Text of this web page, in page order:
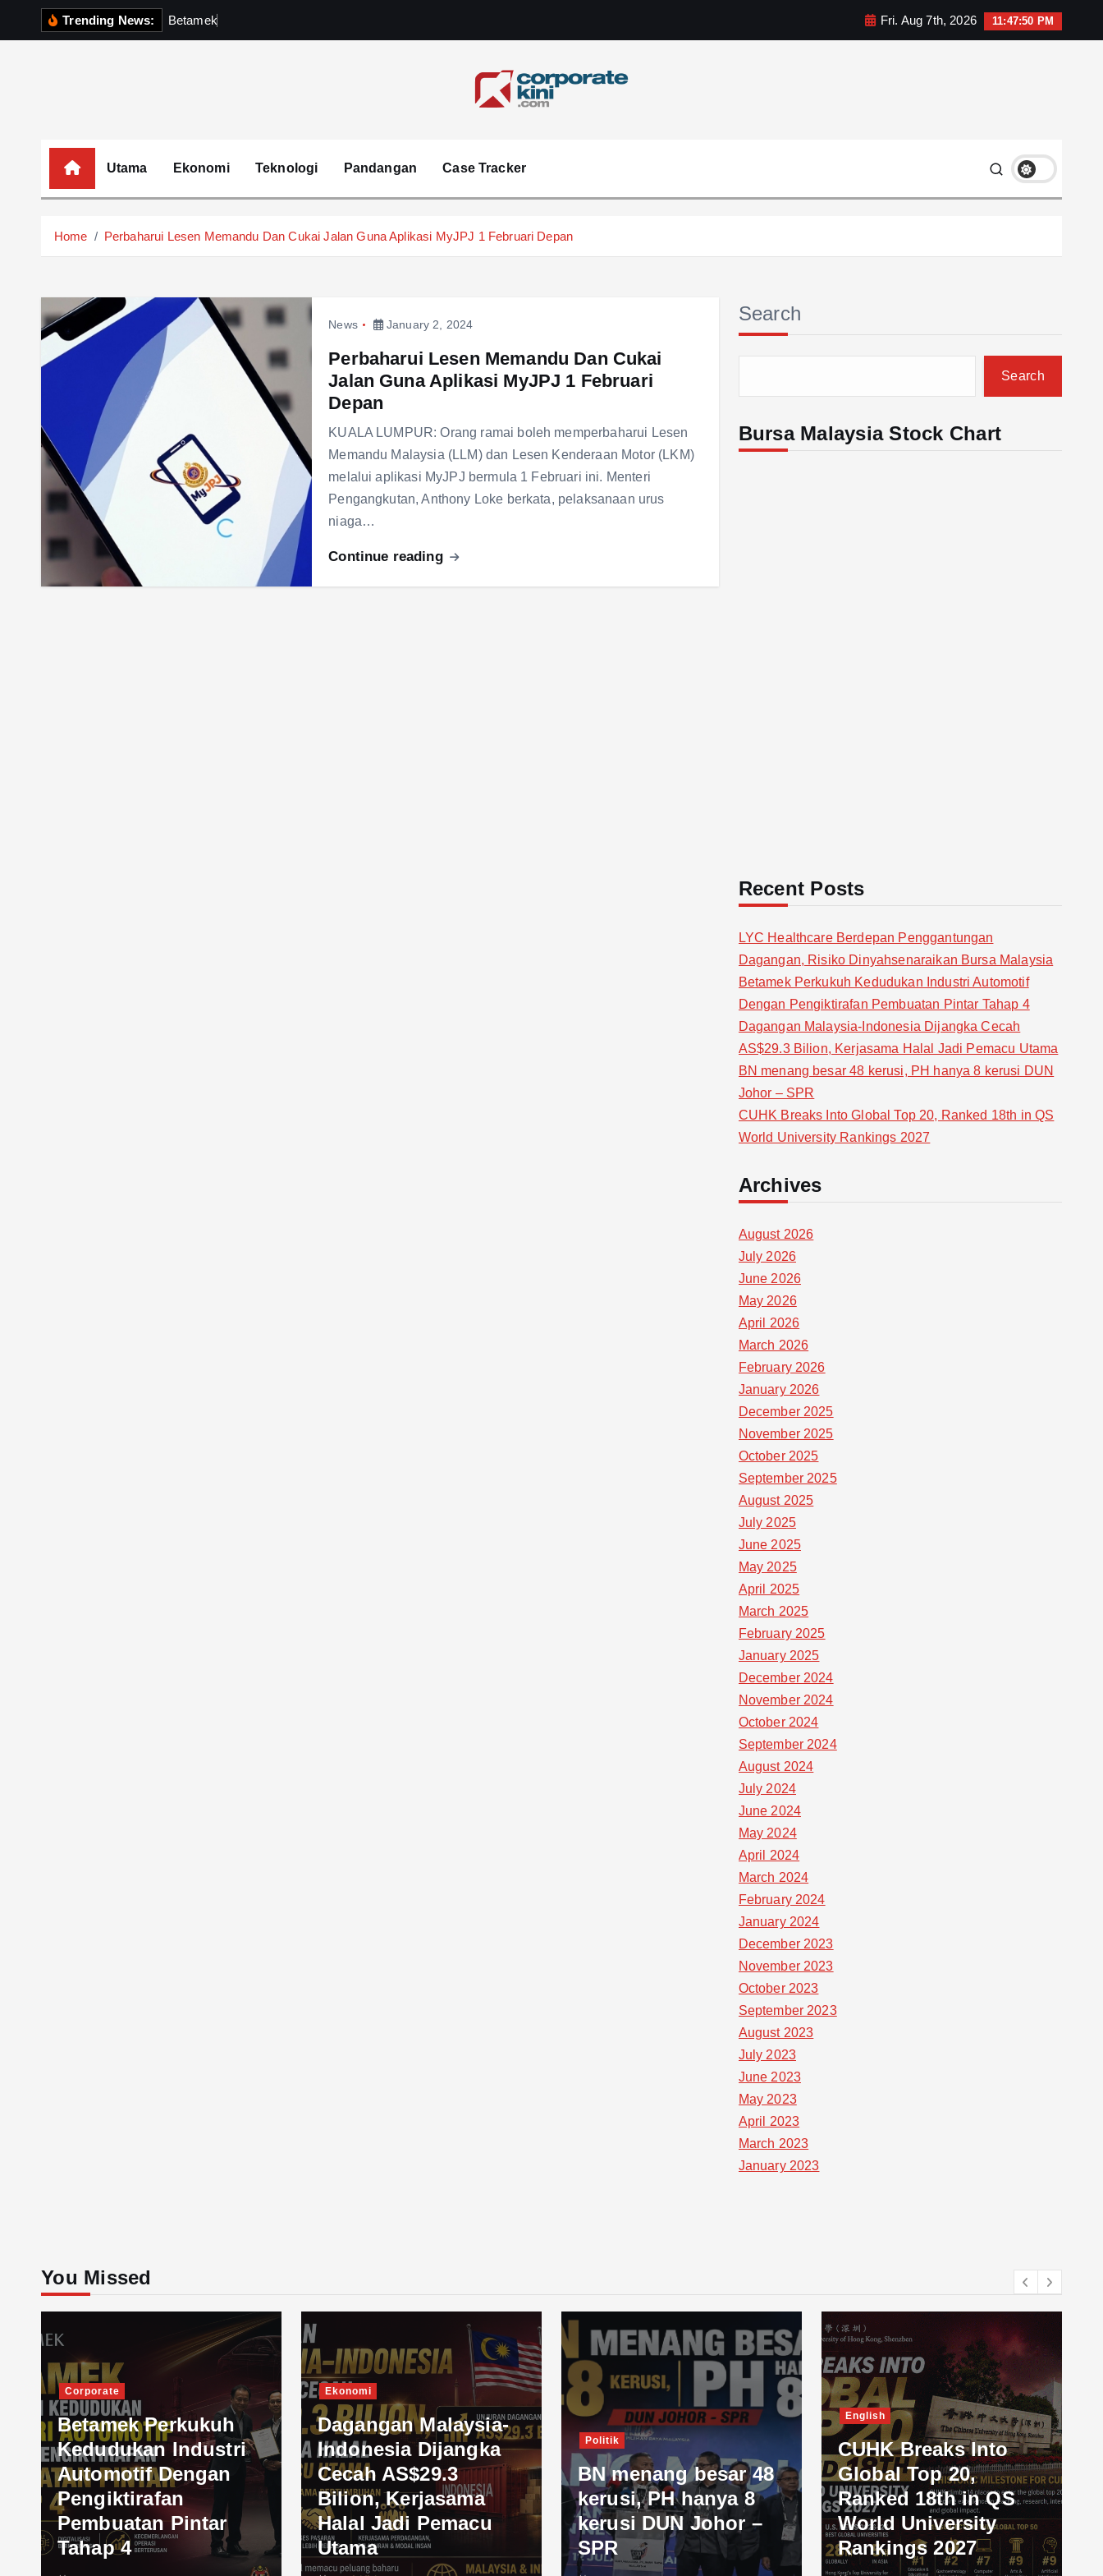
Trending News: Betamek Fri. Aug 7th, 2026 11:47:51 PM
Utama Ekonomi Teknologi Pandangan Case Tracker
Home Perbaharui Lesen Memandu Dan Cukai Jalan Guna Aplikasi MyJPJ 1 Februari Depan
News January 2, 2024
Perbaharui Lesen Memandu Dan Cukai
Jalan Guna Aplikasi MyJPJ 1 Februari
Depan
KUALA LUMPUR: Orang ramai boleh memperbaharui Lesen
Memandu Malaysia (LLM) dan Lesen Kenderaan Motor (LKM)
melalui aplikasi MyJPJ bermula 1 Februari ini. Menteri
Pengangkutan, Anthony Loke berkata, pelaksanaan urus
niaga…
Continue reading
Search
Search
Bursa Malaysia Stock Chart
Recent Posts
LYC Healthcare Berdepan Penggantungan
Dagangan, Risiko Dinyahsenaraikan Bursa Malaysia
Betamek Perkukuh Kedudukan Industri Automotif
Dengan Pengiktirafan Pembuatan Pintar Tahap 4
Dagangan Malaysia-Indonesia Dijangka Cecah
AS$29.3 Bilion, Kerjasama Halal Jadi Pemacu Utama
BN menang besar 48 kerusi, PH hanya 8 kerusi DUN
Johor – SPR
CUHK Breaks Into Global Top 20, Ranked 18th in QS
World University Rankings 2027
Archives
August 2026
July 2026
June 2026
May 2026
April 2026
March 2026
February 2026
January 2026
December 2025
November 2025
October 2025
September 2025
August 2025
July 2025
June 2025
May 2025
April 2025
March 2025
February 2025
January 2025
December 2024
November 2024
October 2024
September 2024
August 2024
July 2024
June 2024
May 2024
April 2024
March 2024
February 2024
January 2024
December 2023
November 2023
October 2023
September 2023
August 2023
July 2023
June 2023
May 2023
April 2023
March 2023
January 2023
You Missed
Corporate
Betamek Perkukuh
Kedudukan Industri
Automotif Dengan
Pengiktirafan
Pembuatan Pintar
Tahap 4
Ekonomi
Dagangan Malaysia-
Indonesia Dijangka
Cecah AS$29.3
Bilion, Kerjasama
Halal Jadi Pemacu
Utama
Politik
BN menang besar 48
kerusi, PH hanya 8
kerusi DUN Johor –
SPR
English
CUHK Breaks Into
Global Top 20,
Ranked 18th in QS
World University
Rankings 2027